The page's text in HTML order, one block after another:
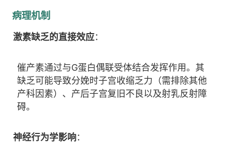
病理机制
激素缺乏的直接效应：
催产素通过与G蛋白偶联受体结合发挥作用。其
缺乏可能导致分娩时子宫收缩乏力（需排除其他
产科因素）、产后子宫复旧不良以及射乳反射障
碍。
神经行为学影响：